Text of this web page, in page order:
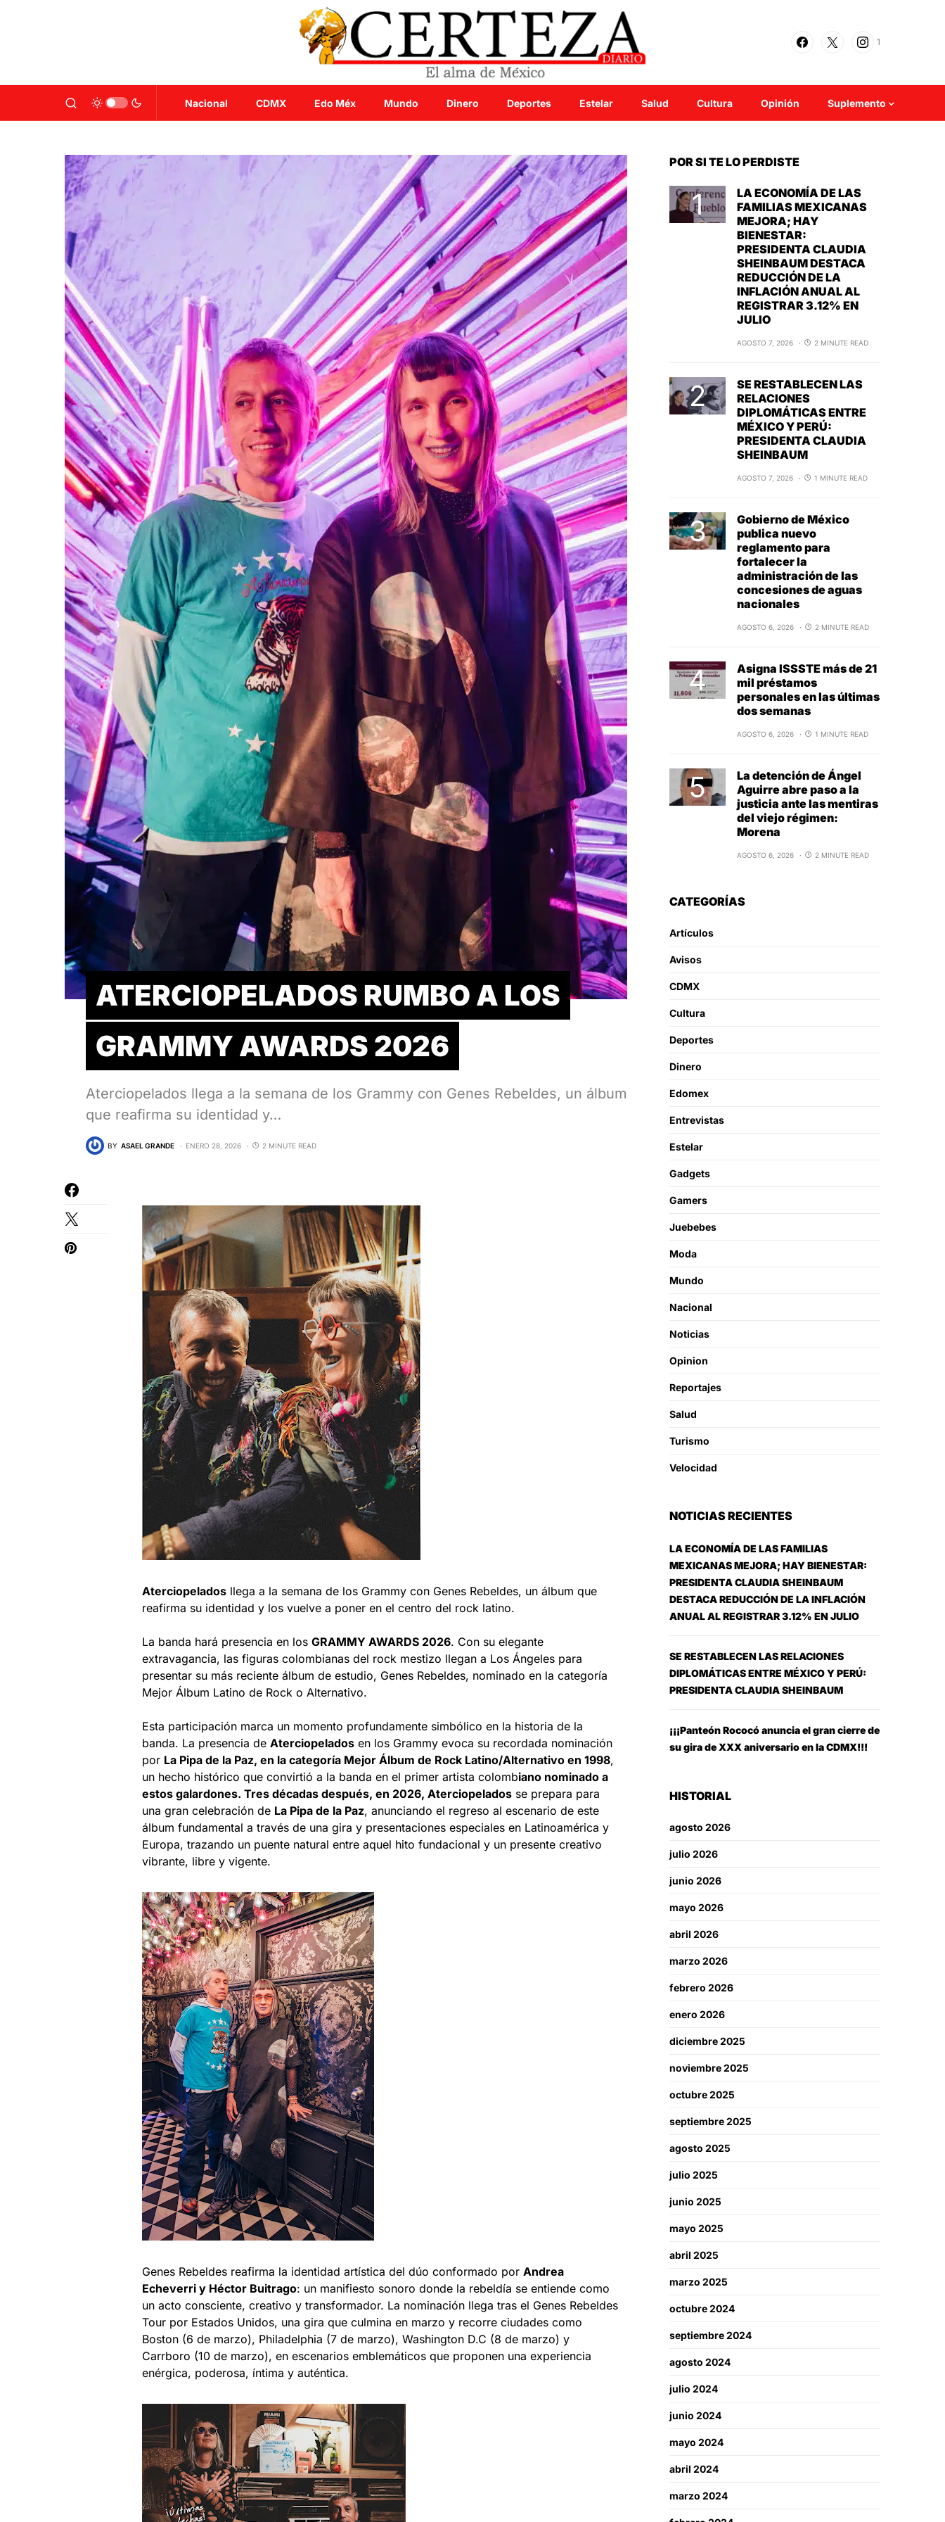
1
Nacional CDMX Edo Méx Mundo Dinero Deportes Estelar Salud Cultura Opinión Suplemento
ATERCIOPELADOS RUMBO A LOS
GRAMMY AWARDS 2026
Aterciopelados llega a la semana de los Grammy con Genes Rebeldes, un álbum
que reafirma su identidad y…
BY ASAEL GRANDE ENERO 28, 2026 2 MINUTE READ
Aterciopelados llega a la semana de los Grammy con Genes Rebeldes, un álbum que
reafirma su identidad y los vuelve a poner en el centro del rock latino.
La banda hará presencia en los GRAMMY AWARDS 2026. Con su elegante
extravagancia, las figuras colombianas del rock mestizo llegan a Los Ángeles para
presentar su más reciente álbum de estudio, Genes Rebeldes, nominado en la categoría
Mejor Álbum Latino de Rock o Alternativo.
Esta participación marca un momento profundamente simbólico en la historia de la
banda. La presencia de Aterciopelados en los Grammy evoca su recordada nominación
por La Pipa de la Paz, en la categoría Mejor Álbum de Rock Latino/Alternativo en 1998,
un hecho histórico que convirtió a la banda en el primer artista colombiano nominado a
estos galardones. Tres décadas después, en 2026, Aterciopelados se prepara para
una gran celebración de La Pipa de la Paz, anunciando el regreso al escenario de este
álbum fundamental a través de una gira y presentaciones especiales en Latinoamérica y
Europa, trazando un puente natural entre aquel hito fundacional y un presente creativo
vibrante, libre y vigente.
Genes Rebeldes reafirma la identidad artística del dúo conformado por Andrea
Echeverri y Héctor Buitrago: un manifiesto sonoro donde la rebeldía se entiende como
un acto consciente, creativo y transformador. La nominación llega tras el Genes Rebeldes
Tour por Estados Unidos, una gira que culmina en marzo y recorre ciudades como
Boston (6 de marzo), Philadelphia (7 de marzo), Washington D.C (8 de marzo) y
Carrboro (10 de marzo), en escenarios emblemáticos que proponen una experiencia
enérgica, poderosa, íntima y auténtica.
POR SI TE LO PERDISTE
LA ECONOMÍA DE LAS
FAMILIAS MEXICANAS
MEJORA; HAY
BIENESTAR:
PRESIDENTA CLAUDIA
SHEINBAUM DESTACA
REDUCCIÓN DE LA
INFLACIÓN ANUAL AL
REGISTRAR 3.12% EN
JULIO
AGOSTO 7, 2026 2 MINUTE READ
SE RESTABLECEN LAS
RELACIONES
DIPLOMÁTICAS ENTRE
MÉXICO Y PERÚ:
PRESIDENTA CLAUDIA
SHEINBAUM
AGOSTO 7, 2026 1 MINUTE READ
Gobierno de México
publica nuevo
reglamento para
fortalecer la
administración de las
concesiones de aguas
nacionales
AGOSTO 6, 2026 2 MINUTE READ
Asigna ISSSTE más de 21
mil préstamos
personales en las últimas
dos semanas
AGOSTO 6, 2026 1 MINUTE READ
La detención de Ángel
Aguirre abre paso a la
justicia ante las mentiras
del viejo régimen:
Morena
AGOSTO 6, 2026 2 MINUTE READ
CATEGORÍAS
Artículos
Avisos
CDMX
Cultura
Deportes
Dinero
Edomex
Entrevistas
Estelar
Gadgets
Gamers
Juebebes
Moda
Mundo
Nacional
Noticias
Opinion
Reportajes
Salud
Turismo
Velocidad
NOTICIAS RECIENTES
LA ECONOMÍA DE LAS FAMILIAS
MEXICANAS MEJORA; HAY BIENESTAR:
PRESIDENTA CLAUDIA SHEINBAUM
DESTACA REDUCCIÓN DE LA INFLACIÓN
ANUAL AL REGISTRAR 3.12% EN JULIO
SE RESTABLECEN LAS RELACIONES
DIPLOMÁTICAS ENTRE MÉXICO Y PERÚ:
PRESIDENTA CLAUDIA SHEINBAUM
¡¡¡Panteón Rococó anuncia el gran cierre de
su gira de XXX aniversario en la CDMX!!!
HISTORIAL
agosto 2026
julio 2026
junio 2026
mayo 2026
abril 2026
marzo 2026
febrero 2026
enero 2026
diciembre 2025
noviembre 2025
octubre 2025
septiembre 2025
agosto 2025
julio 2025
junio 2025
mayo 2025
abril 2025
marzo 2025
octubre 2024
septiembre 2024
agosto 2024
julio 2024
junio 2024
mayo 2024
abril 2024
marzo 2024